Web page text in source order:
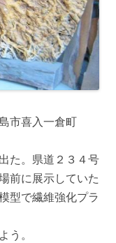
市喜入一倉町
た。県道２３４号
前に展示していた
型で繊維強化プラ
。